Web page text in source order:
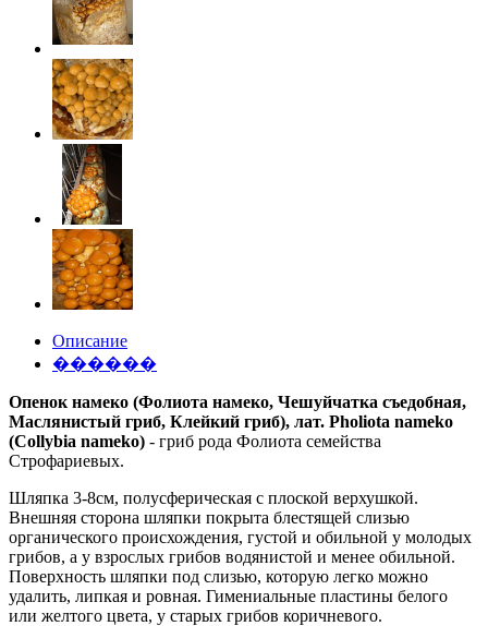
Описание
������
Опенок намеко (Фолиота намеко, Чешуйчатка съедобная,
Маслянистый гриб, Клейкий гриб), лат. Pholiota nameko
(Collybia nameko) - гриб рода Фолиота семейства
Строфариевых.
Шляпка 3-8см, полусферическая с плоской верхушкой.
Внешняя сторона шляпки покрыта блестящей слизью
органического происхождения, густой и обильной у молодых
грибов, а у взрослых грибов водянистой и менее обильной.
Поверхность шляпки под слизью, которую легко можно
удалить, липкая и ровная. Гимениальные пластины белого
или желтого цвета, у старых грибов коричневого.